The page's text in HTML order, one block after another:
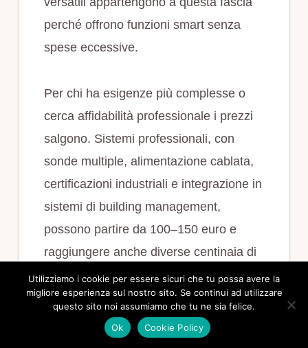
perché offrono funzioni smart senza
spese eccessive.
Per chi ha esigenze più complesse o
cerca affidabilità professionale i prezzi
salgono. Sistemi professionali, con
sonde multiple, alimentazione cablata,
certificazioni industriali e integrazione in
sistemi di building management,
possono partire da 100–150 euro e
raggiungere anche diverse centinaia di
euro a seconda della scala e delle
funzionalità. I kit che includono più
sensori, centraline e accessori per la
Utilizziamo i cookie per essere sicuri che tu possa avere la
migliore esperienza sul nostro sito. Se continui ad utilizzare
questo sito noi assumiamo che tu ne sia felice.
Ok
Cookie Policy